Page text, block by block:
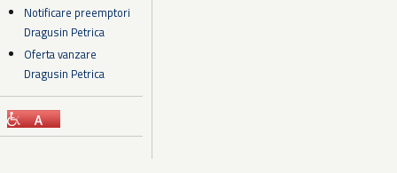
Notificare preemptori
Dragusin Petrica
Oferta vanzare
Dragusin Petrica